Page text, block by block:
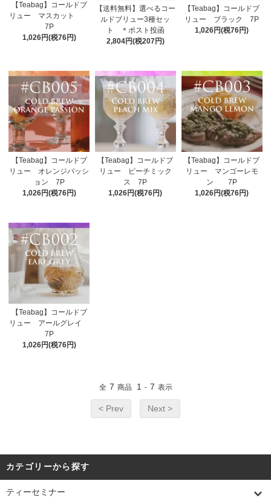
【Teabag】コールドブ
リュー マスカット
7P
1,026円(税76円)
【送料無料】選べるコー
ルドブリュー3種セッ
ト ＊ポスト投函
2,804円(税207円)
【Teabag】コールドブ
リュー ブラック 7P
1,026円(税76円)
【Teabag】コールドブ
リュー オレンジパッシ
ョン 7P
1,026円(税76円)
【Teabag】コールドブ
リュー ピーチミック
ス 7P
1,026円(税76円)
【Teabag】コールドブ
リュー マンゴーレモ
ン 7P
1,026円(税76円)
【Teabag】コールドブ
リュー アールグレイ
7P
1,026円(税76円)
全 7 商品 1 - 7 表示
< Prev Next >
カテゴリーから探す
ティーセミナー